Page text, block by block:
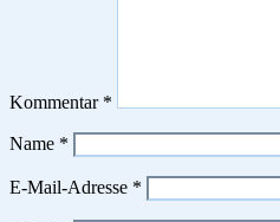
Kommentar *
Name *
E-Mail-Adresse *